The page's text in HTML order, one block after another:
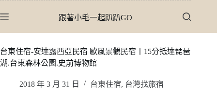
至
內
容
跟著小毛一起趴趴GO
台東住宿-安達露西亞民宿 歐風景觀民宿丨15分抵達琵琶
湖.台東森林公園.史前博物館
2018 年 3 月 31 日 台東住宿, 台灣找旅宿